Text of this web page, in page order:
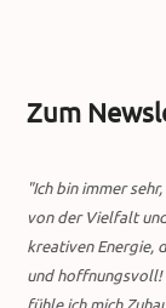
Zum
"Ich bin immer
von der Vielfalt
kreativen Energie,
und hoffnungsvoll!